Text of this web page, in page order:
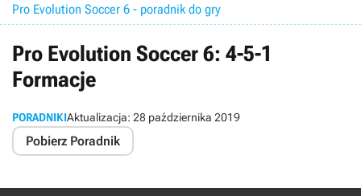
Pro Evolution Soccer 6 - poradnik do gry
Pro Evolution Soccer 6: 4-5-1
Formacje
PORADNIKIAktualizacja: 28 października 2019
Pobierz Poradnik